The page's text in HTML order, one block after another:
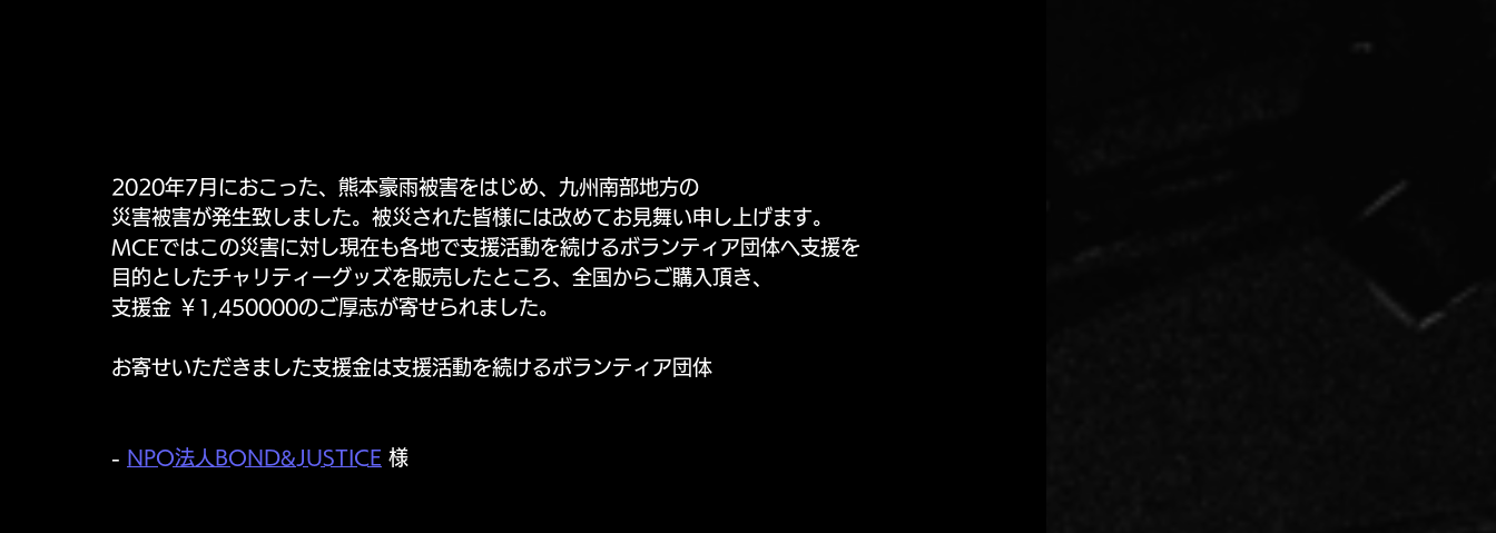
2020年7月におこった、熊本豪雨被害をはじめ、九州南部地方の
災害被害が発生致しました。被災された皆様には改めてお見舞い申し上げます。
MCEではこの災害に対し現在も各地で支援活動を続けるボランティア団体へ支援を
目的としたチャリティーグッズを販売したところ、全国からご購入頂き、
支援金 ￥1,450000のご厚志が寄せられました。
お寄せいただきました支援金は支援活動を続けるボランティア団体
- NPO法人BOND&JUSTICE 様